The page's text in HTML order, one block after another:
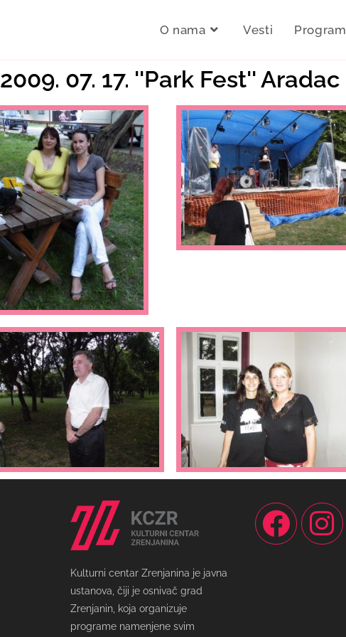
O nama Vesti Program
2009. 07. 17. ''Park Fest'' Aradac
Kulturni centar Zrenjanina je javna
ustanova, čiji je osnivač grad
Zrenjanin, koja organizuje
programe namenjene svim